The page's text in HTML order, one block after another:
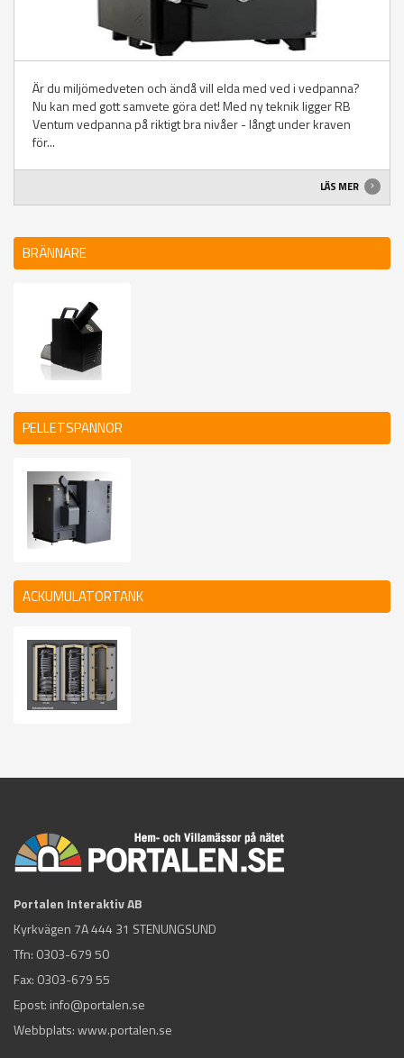
Är du miljömedveten och ändå vill elda med ved i vedpanna?
Nu kan med gott samvete göra det! Med ny teknik ligger RB
Ventum vedpanna på riktigt bra nivåer - långt under kraven
för...
LÄS MER
BRÄNNARE
PELLETSPANNOR
ACKUMULATORTANK
Portalen Interaktiv AB
Kyrkvägen 7A 444 31 STENUNGSUND
Tfn: 0303-679 50
Fax: 0303-679 55
Epost: info@portalen.se
Webbplats: www.portalen.se